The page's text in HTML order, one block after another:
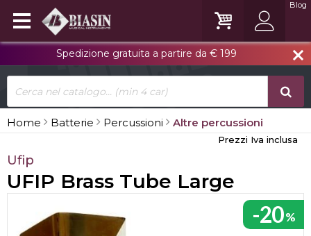
close
Spedizione gratuita a partire da € 199
Blog
Home Batterie Percussioni Altre percussioni
Prezzi Iva inclusa
Ufip
UFIP Brass Tube Large
-20%